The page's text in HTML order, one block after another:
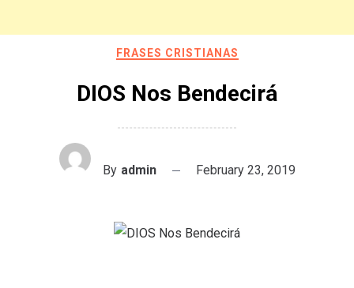
FRASES CRISTIANAS
DIOS Nos Bendecirá
By admin February 23, 2019